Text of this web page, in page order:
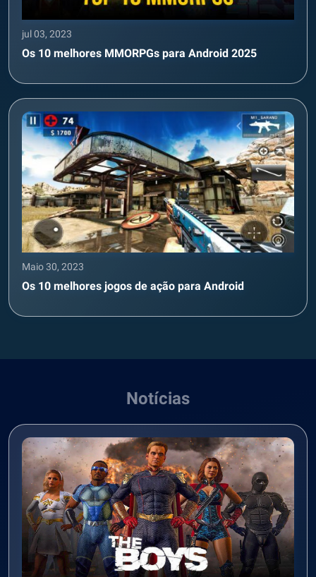
jul 03, 2023
Os 10 melhores MMORPGs para Android 2025
Maio 30, 2023
Os 10 melhores jogos de ação para Android
Notícias